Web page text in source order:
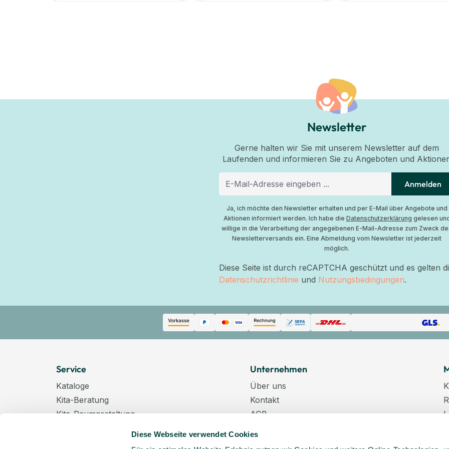
Diese Webseite verwendet Cookies
Newsletter
Gerne halten wir Sie mit unserem Newsletter auf dem
Laufenden und informieren Sie zu Angeboten und
Anmelden
Ja, ich möchte den Newsletter erhalten und per E-Mail über Angebote und
Aktionen informiert werden. Ich habe die Datenschutzerklärung gelesen
willige in die Verarbeitung der angegebenen E-Mail-Adresse zum Zweck
Newsletterversands ein. Eine Abmeldung vom Newsletter ist jederzeit
möglich.
Diese Seite ist durch reCAPTCHA geschützt und es gelten
Datenschutzrichtlinie und Nutzungsbedingungen.
Service
Kataloge
Kita-Beratung
Kita-Raumgestaltung
Unternehmen
Über uns
Kontakt
AGB